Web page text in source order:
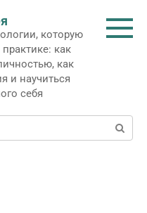
которую
как
как
и научиться
себя